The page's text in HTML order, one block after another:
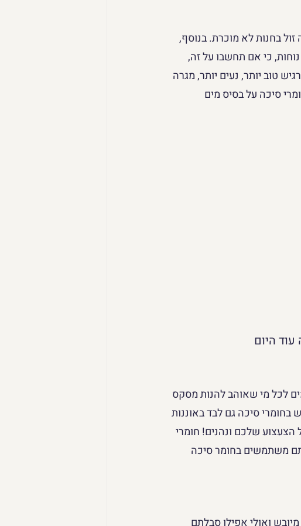
בחנות לא מוכרת. בנוסף,
כי אם תחשבו על זה,
טוב יותר, נעים יותר, מגרה
סיכה על בסיס מים
לכל מי שאוהב להנות מסקס
סיכה גם לבד באוננות
שלכם ונהנים! חומרי
משתמשים בחומר סיכה
ואולי אפילו סבלתם